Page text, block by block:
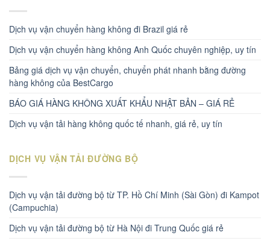
Dịch vụ vận chuyển hàng không đi Brazil giá rẻ
Dịch vụ vận chuyển hàng không Anh Quốc chuyên nghiệp, uy tín
Bảng giá dịch vụ vận chuyển, chuyển phát nhanh bằng đường
hàng không của BestCargo
BÁO GIÁ HÀNG KHÔNG XUẤT KHẨU NHẬT BẢN – GIÁ RẺ
Dịch vụ vận tải hàng không quốc tế nhanh, giá rẻ, uy tín
DỊCH VỤ VẬN TẢI ĐƯỜNG BỘ
Dịch vụ vận tải đường bộ từ TP. Hồ Chí Minh (Sài Gòn) đi Kampot
(Campuchia)
Dịch vụ vận tải đường bộ từ Hà Nội đi Trung Quốc giá rẻ